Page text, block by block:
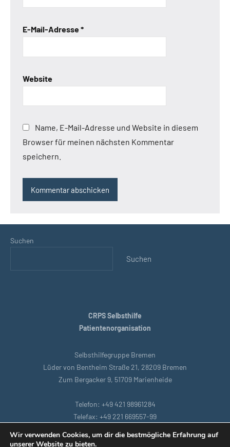
E-Mail-Adresse*
Website
Name, E-Mail-Adresse und Website in diesem
Browser für meinen nächsten Kommentar
speichern.
Suchen
Suchen
CRPS Selbsthilfe
Patientenorganisation
Selbsthilfegruppe Bremen
Lüder von Bentheim Straße 21, 28209 Bremen
Zum Bergacker 9, 51709 Marienheide
Telefon: +49 421 98961284
Telefax: +49 221 669557-99
Wir verwenden Cookies, um dir die bestmögliche Erfahrung auf
unserer Website zu bieten.